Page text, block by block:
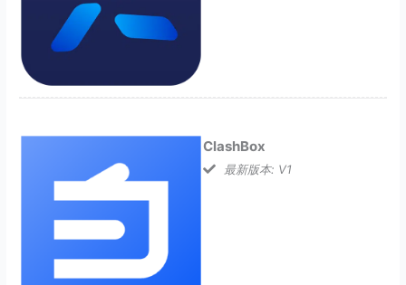
ClashBox
最新版本: V1